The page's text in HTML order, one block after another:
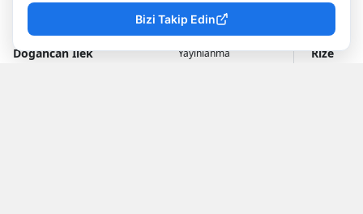
Bizi Takip Edin
açılacak....
Doğancan İlek
Yayınlanma
Rize